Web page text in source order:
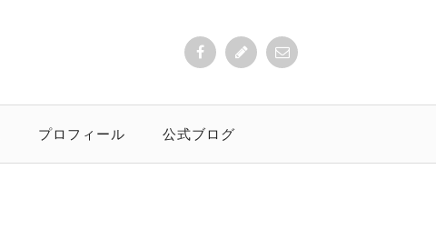
プロフィール 公式ブログ